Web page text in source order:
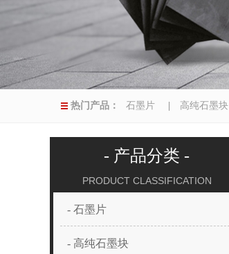
热门产品： 石墨片 高纯石墨块
|异型磨具 |
- 产品分类 -
PRODUCT CLASSIFICATION
- 石墨片
- 高纯石墨块